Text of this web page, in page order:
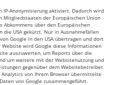
Anonymisierung aktiviert. Dadurch wird
Mitgliedstaaten der Europäischen Union
über den Europäischen
USA gekürzt. Nur in Ausnahmefällen
Google in den USA übertragen und dort
wird Google diese Informationen
auszuwerten, um Reports über die
um weitere mit der Websitenutzung und
gegenüber dem Websitebetreiber
von Ihrem Browser übermittelte
von Google zusammengeführt.